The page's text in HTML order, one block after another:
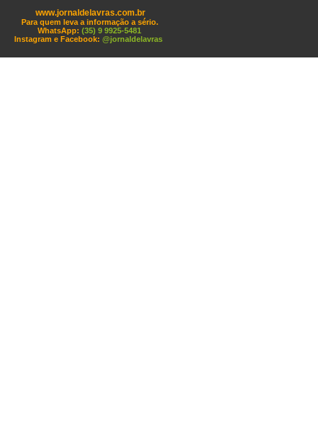
www.jornaldelavras.com.br
Para quem leva a informação a sério.
WhatsApp: (35) 9 9925-5481
Instagram e Facebook: @jornaldelavras